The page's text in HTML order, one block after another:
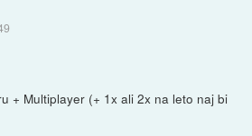
+ Multiplayer (+ 1x ali 2x na leto naj bi